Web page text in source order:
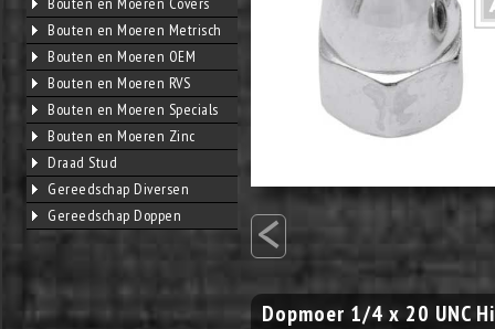
Bouten en Moeren Metrisch
Bouten en Moeren OEM
Bouten en Moeren RVS
Bouten en Moeren Specials
Bouten en Moeren Zinc
Draad Stud
Gereedschap Diversen
Gereedschap Doppen
<
Dopmoer 1/4 x 20 UNC